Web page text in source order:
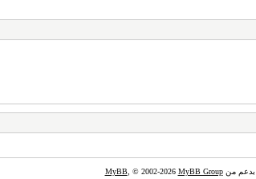
, بدعم من MyBB, © 2002-2026 MyBB Group